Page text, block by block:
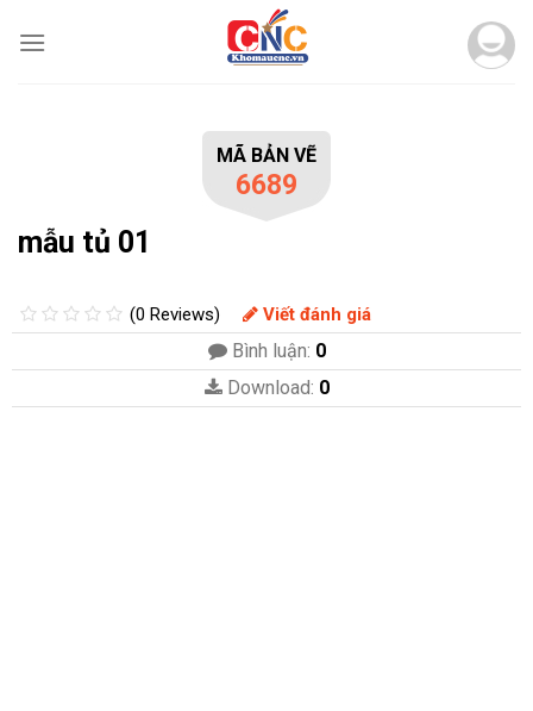
MÃ BẢN VẼ
6689
mẫu tủ 01
(0 Reviews) Viết đánh giá
Bình luận: 0
Download: 0